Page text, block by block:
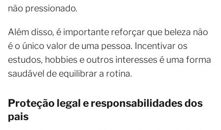
não pressionado.
Além disso, é importante reforçar que beleza não
é o único valor de uma pessoa. Incentivar os
estudos, hobbies e outros interesses é uma forma
saudável de equilibrar a rotina.
Proteção legal e responsabilidades dos
pais